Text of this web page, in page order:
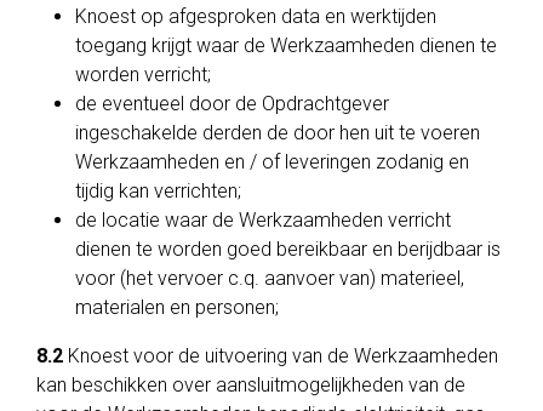
Knoest op afgesproken data en werktijden
toegang krijgt waar de Werkzaamheden dienen te
worden verricht;
de eventueel door de Opdrachtgever
ingeschakelde derden de door hen uit te voeren
Werkzaamheden en / of leveringen zodanig en
tijdig kan verrichten;
de locatie waar de Werkzaamheden verricht
dienen te worden goed bereikbaar en berijdbaar is
voor (het vervoer c.q. aanvoer van) materieel,
materialen en personen;
8.2 Knoest voor de uitvoering van de Werkzaamheden
kan beschikken over aansluitmogelijkheden van de